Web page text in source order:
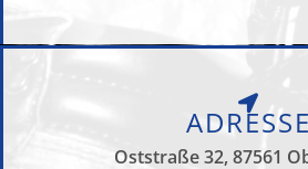
ADRESSE
Oststraße 32, 87561